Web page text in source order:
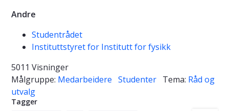
Andre
Studentrådet
Instituttstyret for Institutt for fysikk
5011 Visninger
Målgruppe: Medarbeidere Studenter Tema: Råd og
utvalg
Tagger